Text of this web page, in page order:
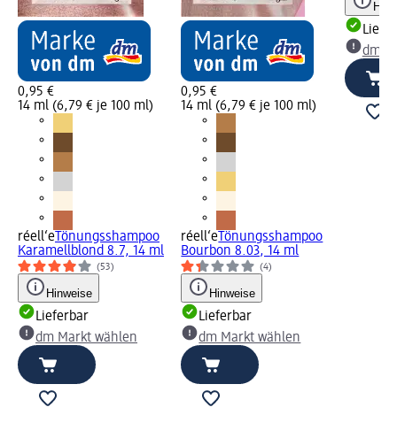
0,95 €
14 ml (6,79 € je 100 ml)
réell‘e Tönungsshampoo
Karamellblond 8.7, 14 ml
(53)
Hinweise
Lieferbar
dm Markt wählen
0,95 €
14 ml (6,79 € je 100 ml)
réell‘e Tönungsshampoo
Bourbon 8.03, 14 ml
(4)
Hinweise
Lieferbar
dm Markt wählen
dm